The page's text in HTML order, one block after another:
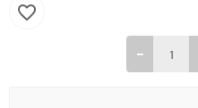
favorite_border